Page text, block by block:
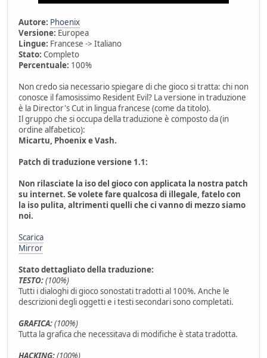
Autore: Phoenix
Versione: Europea
Lingue: Francese -> Italiano
Stato: Completo
Percentuale: 100%
Non credo sia necessario spiegare di che gioco si tratta: chi non
conosce il famosissimo Resident Evil? La versione in traduzione
è la Director's Cut in lingua francese (come da titolo).
Il gruppo che si occupa della traduzione è composto da (in
ordine alfabetico):
Micartu, Phoenix e Vash.
Patch di traduzione versione 1.1:
Non rilasciate la iso del gioco con applicata la nostra patch
su internet. Se volete fare qualcosa di illegale, fatelo con
la iso pulita, altrimenti quelli che ci vanno di mezzo siamo
noi.
Scarica
Mirror
Stato dettagliato della traduzione:
TESTO:(100%)
Tutti i dialoghi di gioco sonostati tradotti al 100%. Anche le
descrizioni degli oggetti e i testi secondari sono completati.
GRAFICA:(100%)
Tutta la grafica che necessitava di modifiche è stata tradotta.
HACKING:(100%)